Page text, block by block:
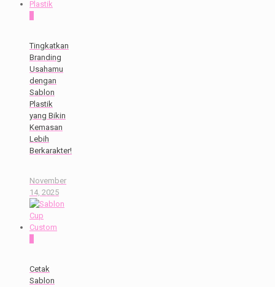
Tingkatkan
Branding
Usahamu
dengan
Sablon
Plastik
yang Bikin
Kemasan
Lebih
Berkarakter!
November
14, 2025
Cetak
Sablon